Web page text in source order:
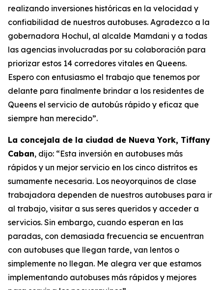
realizando inversiones históricas en la velocidad y
confiabilidad de nuestros autobuses. Agradezco a la
gobernadora Hochul, al alcalde Mamdani y a todas
las agencias involucradas por su colaboración para
priorizar estos 14 corredores vitales en Queens.
Espero con entusiasmo el trabajo que tenemos por
delante para finalmente brindar a los residentes de
Queens el servicio de autobús rápido y eficaz que
siempre han merecido”.
La concejala de la ciudad de Nueva York, Tiffany
Caban, dijo: “Esta inversión en autobuses más
rápidos y un mejor servicio en los cinco distritos es
sumamente necesaria. Los neoyorquinos de clase
trabajadora dependen de nuestros autobuses para ir
al trabajo, visitar a sus seres queridos y acceder a
servicios. Sin embargo, cuando esperan en las
paradas, con demasiada frecuencia se encuentran
con autobuses que llegan tarde, van lentos o
simplemente no llegan. Me alegra ver que estamos
implementando autobuses más rápidos y mejores